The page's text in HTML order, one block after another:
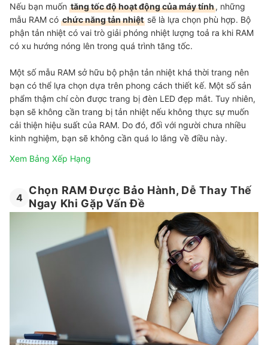
Nếu bạn muốn tăng tốc độ hoạt động của máy tính, những
mẫu RAM có chức năng tản nhiệt sẽ là lựa chọn phù hợp. Bộ
phận tản nhiệt có vai trò giải phóng nhiệt lượng toả ra khi RAM
có xu hướng nóng lên trong quá trình tăng tốc.
Một số mẫu RAM sở hữu bộ phận tản nhiệt khá thời trang nên
bạn có thể lựa chọn dựa trên phong cách thiết kế. Một số sản
phẩm thậm chí còn được trang bị đèn LED đẹp mắt. Tuy nhiên,
bạn sẽ không cần trang bị tản nhiệt nếu không thực sự muốn
cải thiện hiệu suất của RAM. Do đó, đối với người chưa nhiều
kinh nghiệm, bạn sẽ không cần quá lo lắng về điều này.
Xem Bảng Xếp Hạng
4
Chọn RAM Được Bảo Hành, Dễ Thay Thế
Ngay Khi Gặp Vấn Đề